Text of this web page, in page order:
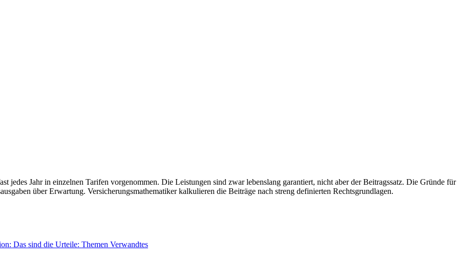
jedes Jahr in einzelnen Tarifen vorgenommen. Die Leistungen sind zwar lebenslang garantiert, nicht aber der Beitragssatz. Die Gründe für
über Erwartung. Versicherungsmathematiker kalkulieren die Beiträge nach streng definierten Rechtsgrundlagen.
Das sind die Urteile: Themen Verwandtes